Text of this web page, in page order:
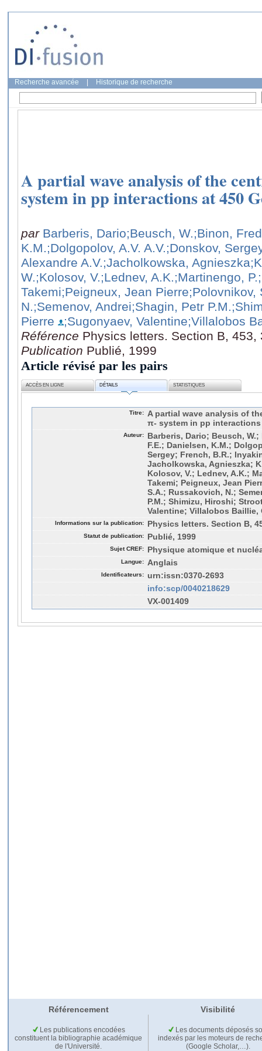
Recherche avancée Historique de recherche
A partial wave analysis of the
system in pp interactions at 450
par Barberis, Dario;Beusch, W.;Binon,
K.M.;Dolgopolov, A.V. A.V.;Donskov,
Alexandre A.V.;Jacholkowska, Agnieszka
W.;Kolosov, V.;Lednev, A.K.;Martinengo, P.
Takemi;Peigneux, Jean Pierre;Polovnikov,
N.;Semenov, Andrei;Shagin, Petr P.M.
Pierre
;Sugonyaev, Valentine;Villalobos
Référence Physics letters. Section B, 453,
Publication Publié, 1999
Article révisé par les pairs
ACCÈS EN LIGNE DÉTAILS STATISTIQUES
Titre:
A partial wave analysis of
π- system in pp interactions
Auteur:
Barberis, Dario; Beusch,
F.E.; Danielsen, K.M.;
Sergey; French, B.R.;
Jacholkowska, Agnieszka;
Kolosov, V.; Lednev, A.K.;
Takemi; Peigneux, Jean
S.A.; Russakovich, N.;
P.M.; Shimizu, Hiroshi;
Valentine; Villalobos Baillie,
Informations sur la publication: Physics letters. Section B,
Statut de publication: Publié, 1999
Sujet CREF: Physique atomique et
Langue: Anglais
Identificateurs:
urn:issn:0370-2693
info:scp/0040218629
VX-001409
Référencement Visibilité
Les publications encodées
constituent la bibliographie académique
de l'Université.
Les documents déposés
indexés par les moteurs de
(Google Scholar,…).